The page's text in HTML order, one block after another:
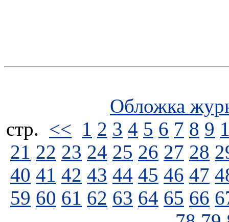
Обложка
стp. << 1 2 3 4 5 6 7 8 9
21 22 23 24 25 26 27 28
40 41 42 43 44 45 46 47
59 60 61 62 63 64 65 66